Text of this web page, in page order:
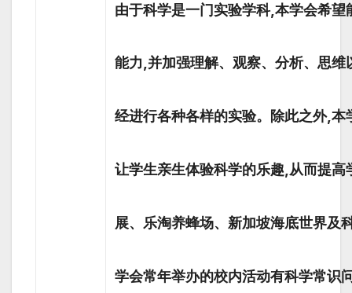
由于科学是一门实验学科,本学会希
能力,并加强理解、观察、分析、思
经进行各种各样的实验。除此之外,
让学生亲生体验科学的乐趣,从而提
展、乐淘养蜂场、新加坡海底世界及
学会常年举办的校内活动有科学常识